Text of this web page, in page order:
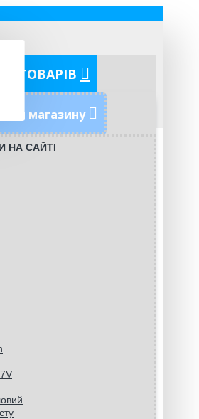
ТОВАРІВ
магазину
НА САЙТІ